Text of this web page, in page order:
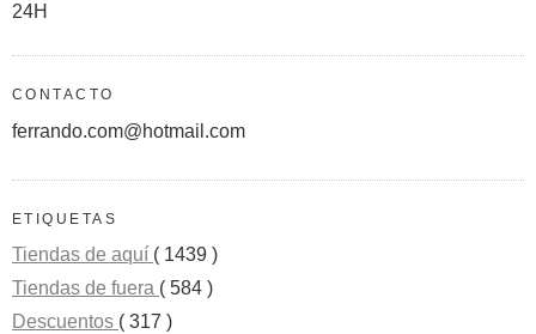
24H
CONTACTO
ferrando.com@hotmail.com
ETIQUETAS
Tiendas de aquí ( 1439 )
Tiendas de fuera ( 584 )
Descuentos ( 317 )